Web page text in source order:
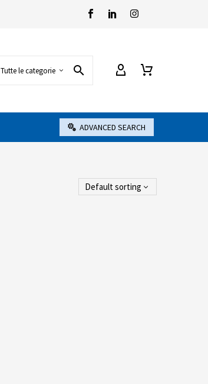
Tutte le categorie
ADVANCED SEARCH
Default sorting